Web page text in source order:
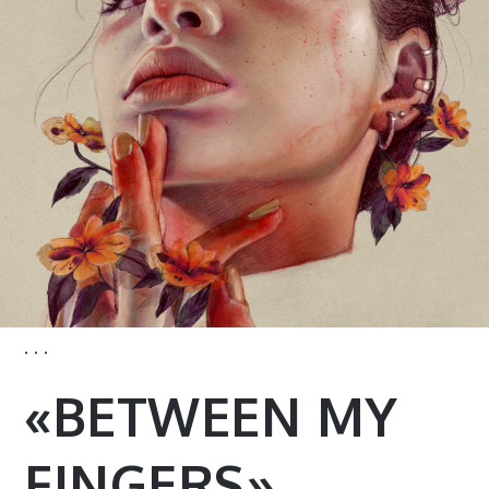
· · ·
«BETWEEN MY